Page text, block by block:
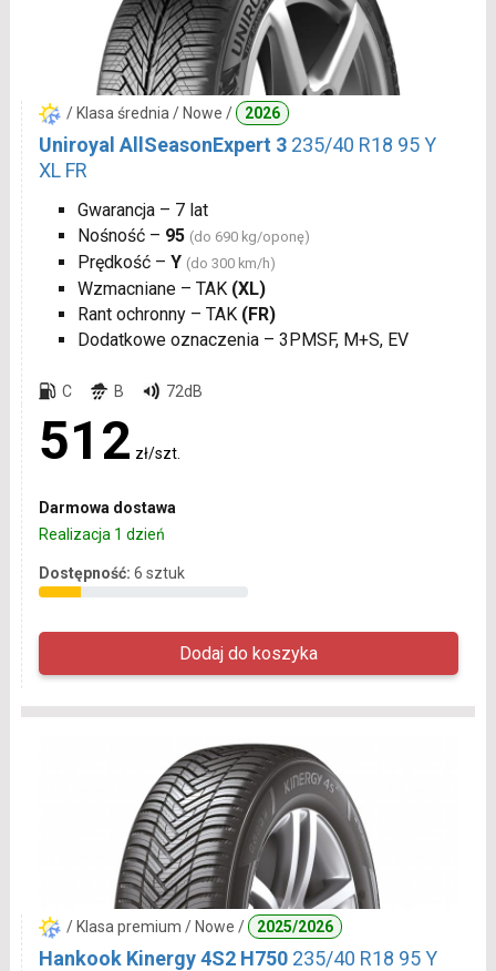
/ Klasa średnia / Nowe / 2026
Uniroyal AllSeasonExpert 3 235/40 R18 95 Y
XL FR
Gwarancja – 7 lat
Nośność – 95 (do 690 kg/oponę)
Prędkość – Y (do 300 km/h)
Wzmacniane – TAK (XL)
Rant ochronny – TAK (FR)
Dodatkowe oznaczenia – 3PMSF, M+S, EV
C B 72dB
512 zł/szt.
Darmowa dostawa
Realizacja 1 dzień
Dostępność: 6 sztuk
/ Klasa premium / Nowe / 2025/2026
Hankook Kinergy 4S2 H750 235/40 R18 95 Y